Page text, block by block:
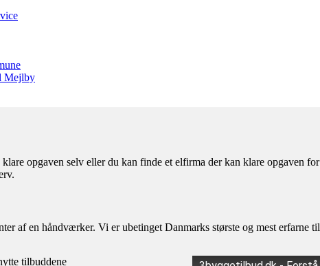
Mejlby
opgaven selv eller du kan finde et elfirma der kan klare opgaven
af en håndværker. Vi er ubetinget Danmarks største og mest erfarne
tilbuddene